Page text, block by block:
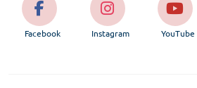
Facebook Instagram YouTube